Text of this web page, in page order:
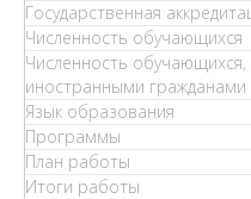
Государственная
Численность обучающихся
Численность
иностранными гражданами
Язык образования
Программы
План работы
Итоги работы